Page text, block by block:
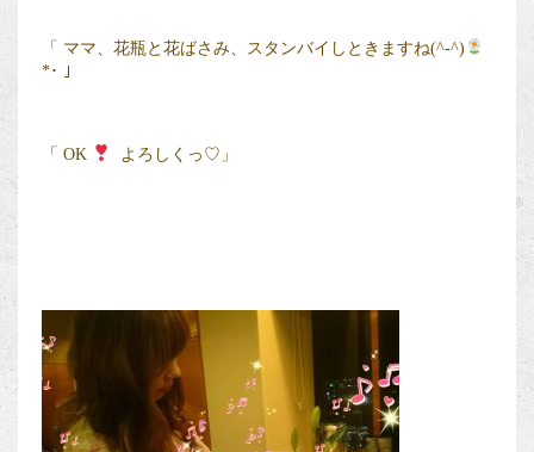
「 ママ、花瓶と花ばさみ、スタンバイしときますね(^-^)
*･ 」
「 OK よろしくっ♡」